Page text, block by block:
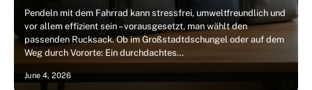
Pendeln mit dem Fahrrad kann stressfrei, umweltfreundlich und
vor allem effizient sein – vorausgesetzt, man wählt den
passenden Rucksack. Ob im Großstadtdschungel oder auf dem
Weg durch Vororte: Ein durchdachtes…
June 4, 2026